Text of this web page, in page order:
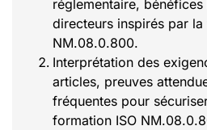
réglementaire,
directeurs inspirés par
NM.08.0.800.
Interprétation des
articles, preuves
fréquentes pour
formation ISO